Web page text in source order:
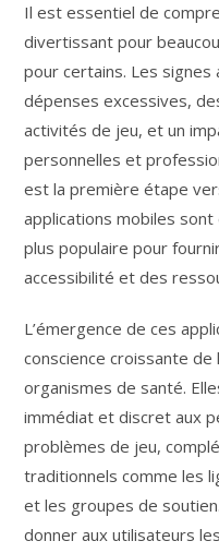
Il est essentiel de
divertissant pour
pour certains. Les
dépenses excessives,
activités de jeu, et un
personnelles et
est la première étape
applications mobiles
plus populaire pour
accessibilité et des
L’émergence de ces
conscience croissante
organismes de santé.
immédiat et discret aux
problèmes de jeu,
traditionnels comme les
et les groupes de
donner aux utilisateurs